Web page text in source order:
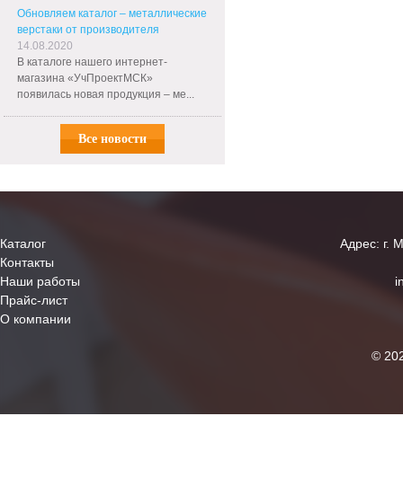
Обновляем каталог – металлические
верстаки от производителя
14.08.2020
В каталоге нашего интернет-
магазина «УчПроектМСК»
появилась новая продукция – ме...
Все новости
Каталог
Контакты
Наши работы
Прайс-лист
О компании
Адрес: г.
©